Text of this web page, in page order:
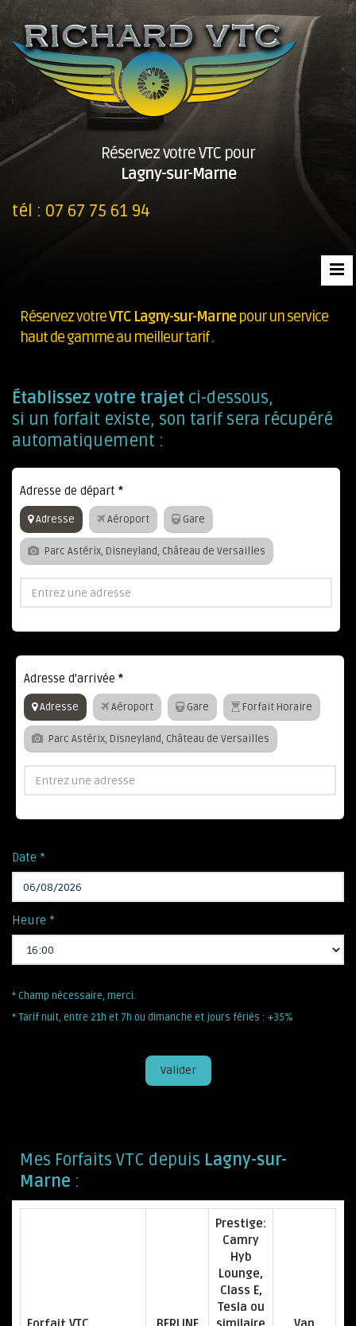
Réservez votre VTC pour
Lagny-sur-Marne
tél : 07 67 75 61 94
Réservez votreVTC Lagny-sur-Marnepour un service
haut de gamme au meilleur tarif .
Établissez votre trajet ci-dessous,
si un forfait existe, son tarif sera récupéré
automatiquement :
Adresse de départ *
Adresse Aéroport Gare
Parc Astérix, Disneyland, Château de Versailles
Adresse d'arrivée *
Adresse Aéroport Gare Forfait Horaire
Parc Astérix, Disneyland, Château de Versailles
Date *
Heure *
* Champ nécessaire, merci.
* Tarif nuit, entre 21h et 7h ou dimanche et jours fériés : +35%
Valider
Mes Forfaits VTC depuis Lagny-sur-
Marne :
Prestige:
Camry
Hyb
Lounge,
Class E,
Tesla ou